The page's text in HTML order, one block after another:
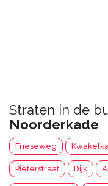
Straten in de
Noorderkade
Frieseweg
Pieterstraat Dijk